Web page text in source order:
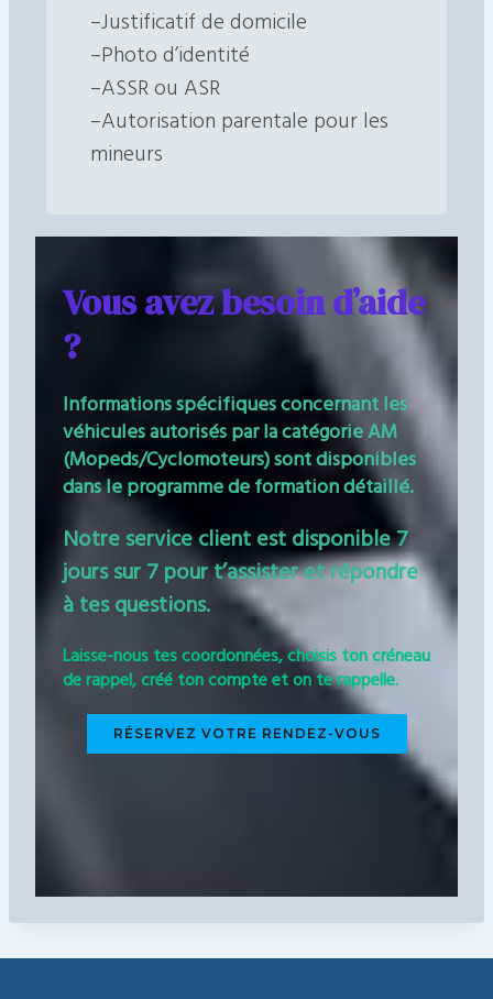
–Justificatif de domicile
–Photo d’identité
–ASSR ou ASR
–Autorisation parentale pour les
mineurs
Vous avez besoin d’aide
?
Informations spécifiques concernant les
véhicules autorisés par la catégorie AM
(Mopeds/Cyclomoteurs) sont disponibles
dans le programme de formation détaillé.
Notre service client est disponible 7
jours sur 7 pour t’assister et répondre
à tes questions.
Laisse-nous tes coordonnées, choisis ton créneau
de rappel, créé ton compte et on te rappelle.
RÉSERVEZ VOTRE RENDEZ-VOUS